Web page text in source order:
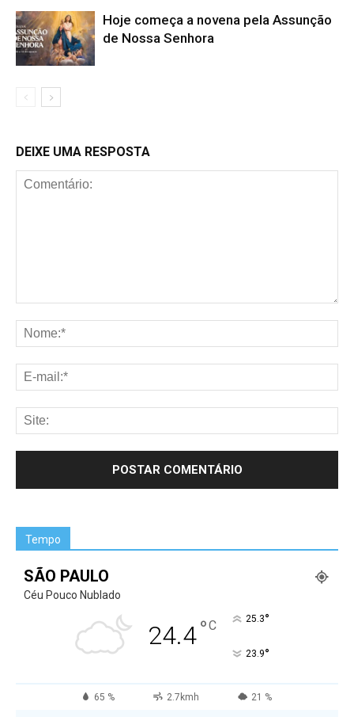
Hoje começa a novena pela Assunção
de Nossa Senhora
DEIXE UMA RESPOSTA
Tempo
SÃO PAULO
Céu Pouco Nublado
24.4°C 25.3°
23.9°
65 % 2.7kmh 21 %